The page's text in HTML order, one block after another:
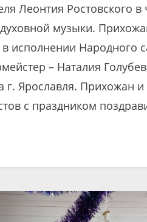
Леонтия Ростовского
духовной музыки.
исполнении Народного
– Наталия
Ярославля. Прихожан и
с праздником